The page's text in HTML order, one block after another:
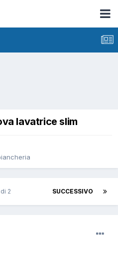
lavatrice slim
SUCCESSIVO
2